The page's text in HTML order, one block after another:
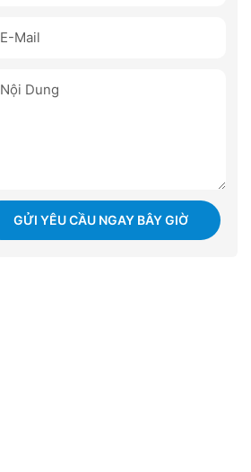
E-Mail
Nội Dung
GỬI YÊU CẦU NGAY BÂY GIỜ